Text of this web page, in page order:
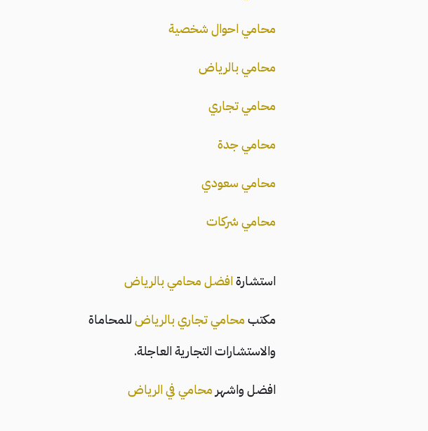
محامي احوال شخصية
محامي بالرياض
محامي تجاري
محامي جدة
محامي سعودي
محامي شركات
استشارةافضل محامي بالرياض
مكتبمحامي تجاري بالرياضللمحاماة
والاستشارات التجارية العاجلة.
افضل واشهر محامي في الرياض